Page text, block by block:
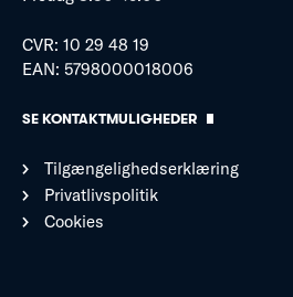
CVR: 10 29 48 19
EAN: 5798000018006
SE KONTAKTMULIGHEDER
Tilgængelighedserklæring
Privatlivspolitik
Cookies